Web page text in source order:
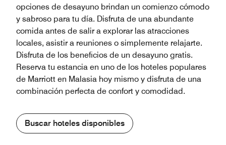
opciones de desayuno brindan un comienzo cómodo
y sabroso para tu día. Disfruta de una abundante
comida antes de salir a explorar las atracciones
locales, asistir a reuniones o simplemente relajarte.
Disfruta de los beneficios de un desayuno gratis.
Reserva tu estancia en uno de los hoteles populares
de Marriott en Malasia hoy mismo y disfruta de una
combinación perfecta de confort y comodidad.
Buscar hoteles disponibles